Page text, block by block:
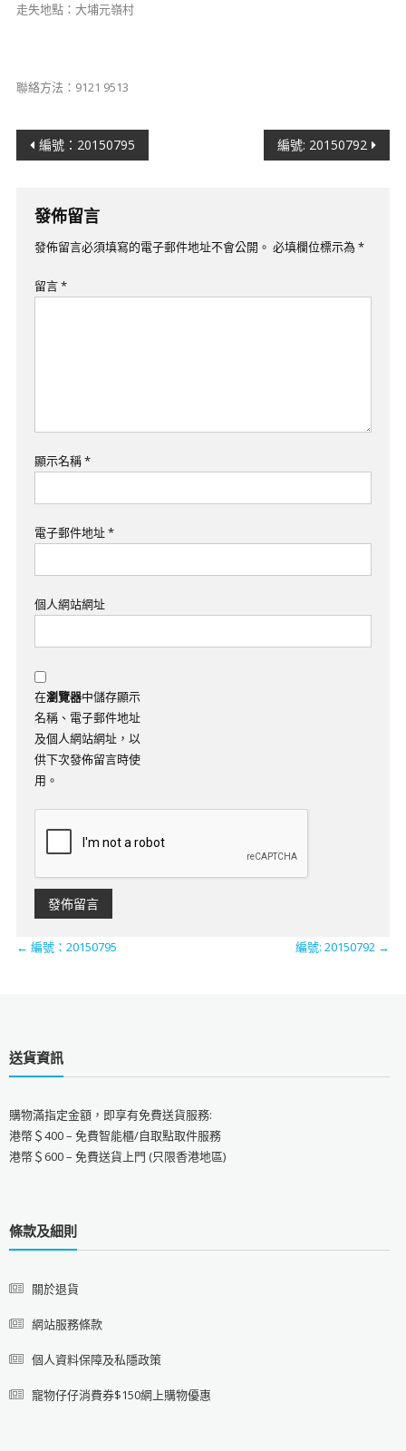
走失地點：大埔元嶺村
聯絡方法：9121 9513
文
導
覽
編號：20150795 編號: 20150792
發佈留言
發佈留言必須填寫的電子郵件地址不會公開。 必填欄位標示為 *
留言*
顯示名稱*
電子郵件地址*
個人網站網址
在瀏覽器中儲存顯示
名稱、電子郵件地址
及個人網站網址，以
供下次發佈留言時使
用。
← 編號：20150795 編號: 20150792 →
送貨資訊
購物滿指定金額，即享有免費送貨服務:
港幣＄400 – 免費智能櫃/自取點取件服務
港幣＄600 – 免費送貨上門 (只限香港地區)
條款及細則
關於退貨
網站服務條款
個人資料保障及私隱政策
寵物仔仔消費券$150網上購物優惠